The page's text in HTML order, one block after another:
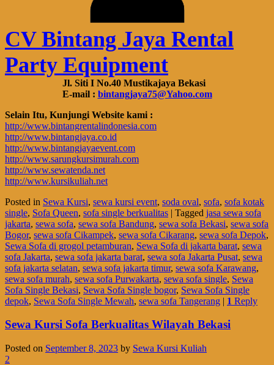
CV Bintang Jaya Rental
Party Equipment
Jl. Siti I No.40 Mustikajaya Bekasi
E-mail : bintangjaya75@Yahoo.com
Selain Itu, Kunjungi Website kami :
http://www.bintangrentalindonesia.com
http://www.bintangjaya.co.id
http://www.bintangjayaevent.com
http://www.sarungkursimurah.com
http://www.sewatenda.net
http://www.kursikuliah.net
Posted in Sewa Kursi, sewa kursi event, soda oval, sofa, sofa kotak
single, Sofa Queen, sofa single berkualitas | Tagged jasa sewa sofa
jakarta, sewa sofa, sewa sofa Bandung, sewa sofa Bekasi, sewa sofa
Bogor, sewa sofa Cikampek, sewa sofa Cikarang, sewa sofa Depok,
Sewa Sofa di grogol petamburan, Sewa Sofa di jakarta barat, sewa
sofa Jakarta, sewa sofa jakarta barat, sewa sofa Jakarta Pusat, sewa
sofa jakarta selatan, sewa sofa jakarta timur, sewa sofa Karawang,
sewa sofa murah, sewa sofa Purwakarta, sewa sofa single, Sewa
Sofa Single Bekasi, Sewa Sofa Single bogor, Sewa Sofa Single
depok, Sewa Sofa Single Mewah, sewa sofa Tangerang | 1 Reply
Sewa Kursi Sofa Berkualitas Wilayah Bekasi
Posted on September 8, 2023 by Sewa Kursi Kuliah
2